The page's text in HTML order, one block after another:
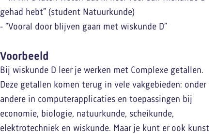
gehad hebt” (student Natuurkunde)
- “Vooral door blijven gaan met wiskunde D”
Voorbeeld
Bij wiskunde D leer je werken met Complexe getallen.
Deze getallen komen terug in vele vakgebieden: onder
andere in computerapplicaties en toepassingen bij
economie, biologie, natuurkunde, scheikunde,
elektrotechniek en wiskunde. Maar je kunt er ook kunst